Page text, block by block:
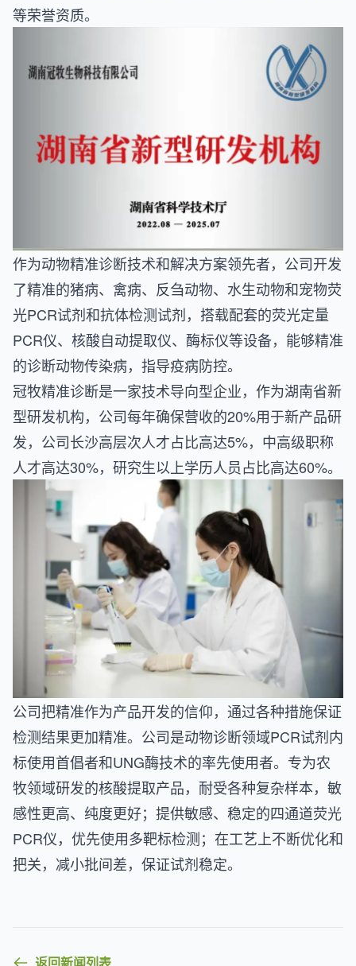
等荣誉资质。
作为动物精准诊断技术和解决方案领先者，公司开发
了精准的猪病、禽病、反刍动物、水生动物和宠物荧
光PCR试剂和抗体检测试剂，搭载配套的荧光定量
PCR仪、核酸自动提取仪、酶标仪等设备，能够精准
的诊断动物传染病，指导疫病防控。
冠牧精准诊断是一家技术导向型企业，作为湖南省新
型研发机构，公司每年确保营收的20%用于新产品研
发，公司长沙高层次人才占比高达5%，中高级职称
人才高达30%，研究生以上学历人员占比高达60%。
公司把精准作为产品开发的信仰，通过各种措施保证
检测结果更加精准。公司是动物诊断领域PCR试剂内
标使用首倡者和UNG酶技术的率先使用者。专为农
牧领域研发的核酸提取产品，耐受各种复杂样本，敏
感性更高、纯度更好；提供敏感、稳定的四通道荧光
PCR仪，优先使用多靶标检测；在工艺上不断优化和
把关，减小批间差，保证试剂稳定。